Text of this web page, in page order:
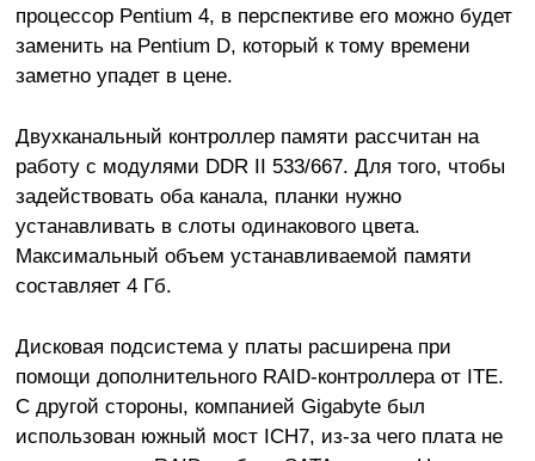
процессор Pentium 4, в перспективе его можно будет
заменить на Pentium D, который к тому времени
заметно упадет в цене.
Двухканальный контроллер памяти рассчитан на
работу с модулями DDR II 533/667. Для того, чтобы
задействовать оба канала, планки нужно
устанавливать в слоты одинакового цвета.
Максимальный объем устанавливаемой памяти
составляет 4 Гб.
Дисковая подсистема у платы расширена при
помощи дополнительного RAID-контроллера от ITE.
С другой стороны, компанией Gigabyte был
использован южный мост ICH7, из-за чего плата не